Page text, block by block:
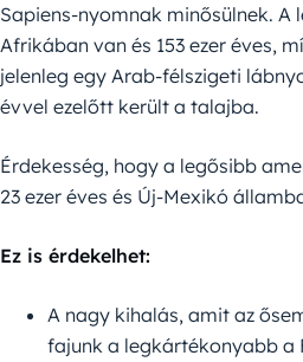
Sapiens-nyomnak minősülnek. A
Afrikában van és 153 ezer éves,
jelenleg egy Arab-félszigeti
évvel ezelőtt került a talajba.
Érdekesség, hogy a legősibb
23 ezer éves és Új-Mexikó
Ez is érdekelhet:
A nagy kihalás, amit az
fajunk a legkártékonyabb a